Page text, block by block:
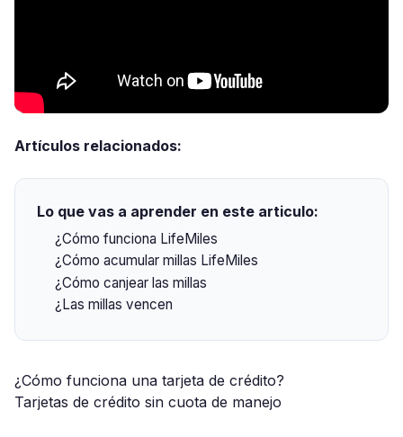
Artículos relacionados:
Lo que vas a aprender en este articulo:
¿Cómo funciona LifeMiles
¿Cómo acumular millas LifeMiles
¿Cómo canjear las millas
¿Las millas vencen
¿Cómo funciona una tarjeta de crédito?
Tarjetas de crédito sin cuota de manejo